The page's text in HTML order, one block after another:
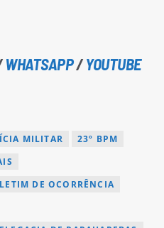
WHATSAPP/YOUTUBE
MILITAR
23º BPM
DE OCORRÊNCIA